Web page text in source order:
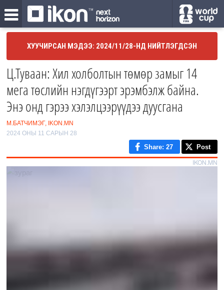
ХУУЧИРСАН МЭДЭЭ: 2024/11/28-НД НИЙТЛЭГДСЭН
Ц.Туваан: Хил холболтын төмөр замыг 14
мега төслийн нэгдүгээрт эрэмбэлж байна.
Энэ онд гэрээ хэлэлцээрүүдээ дуусгана
М.БАТЧИМЭГ, IKON.MN
2024 ОНЫ 11 САРЫН 28
Share: 27 Post
IKON.MN